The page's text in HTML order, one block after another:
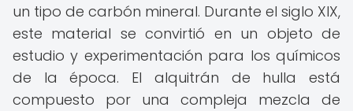
un tipo de carbón mineral. Durante el siglo XIX,
este material se convirtió en un objeto de
estudio y experimentación para los químicos
de la época. El alquitrán de hulla está
compuesto por una compleja mezcla de